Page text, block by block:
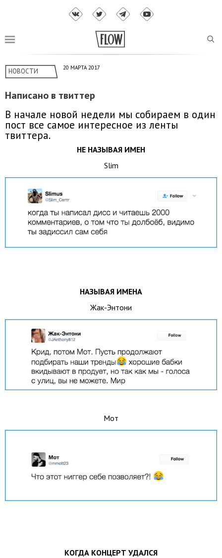
НОВОСТИ 20 МАРТА 2017
Написано в твиттер
В начале новой недели мы собираем в один
пост все самое интересное из ленты
твиттера.
НЕ НАЗЫВАЯ ИМЕН
Slim
НАЗЫВАЯ ИМЕНА
Жак-Энтони
Мот
КОГДА КОНЦЕРТ УДАЛСЯ